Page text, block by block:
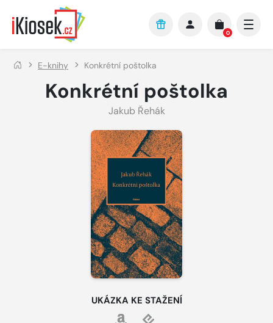
Přejít na hlavní obsah
0
E-knihy Konkrétní poštolka
Konkrétní poštolka
Jakub Řehák
UKÁZKA KE STAŽENÍ